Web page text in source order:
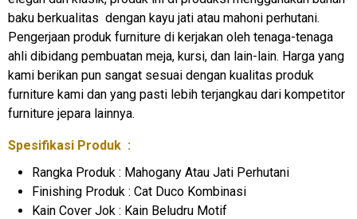
baku berkualitas dengan kayu jati atau mahoni perhutani.
Pengerjaan produk furniture di kerjakan oleh tenaga-tenaga
ahli dibidang pembuatan meja, kursi, dan lain-lain. Harga yang
kami berikan pun sangat sesuai dengan kualitas produk
furniture kami dan yang pasti lebih terjangkau dari kompetitor
furniture jepara lainnya.
Spesifikasi Produk :
Rangka Produk : Mahogany Atau Jati Perhutani
Finishing Produk : Cat Duco Kombinasi
Kain Cover Jok : Kain Beludru Motif